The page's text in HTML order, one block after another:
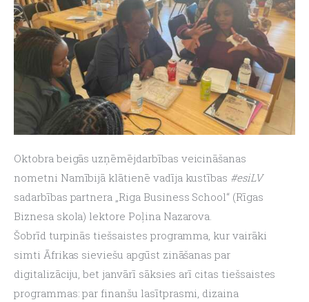
Oktobra beigās uzņēmējdarbības veicināšanas
nometni Namībijā klātienē vadīja kustības #esiLV
sadarbības partnera „Riga Business School“ (Rīgas
Biznesa skola) lektore Poļina Nazarova.
Šobrīd turpinās tiešsaistes programma, kur vairāki
simti Āfrikas sieviešu apgūst zināšanas par
digitalizāciju, bet janvārī sāksies arī citas tiešsaistes
programmas: par finanšu lasītprasmi, dizaina